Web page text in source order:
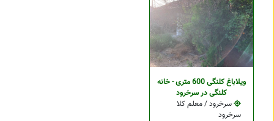
ویلاباغ کلنگی 600 متری - خانه
کلنگی در سرخرود
سرخرود / معلم کلا
سرخرود